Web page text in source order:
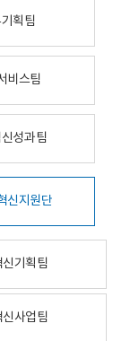
획팀
비스팀
성과팀
신지원단
신기획팀
신사업팀